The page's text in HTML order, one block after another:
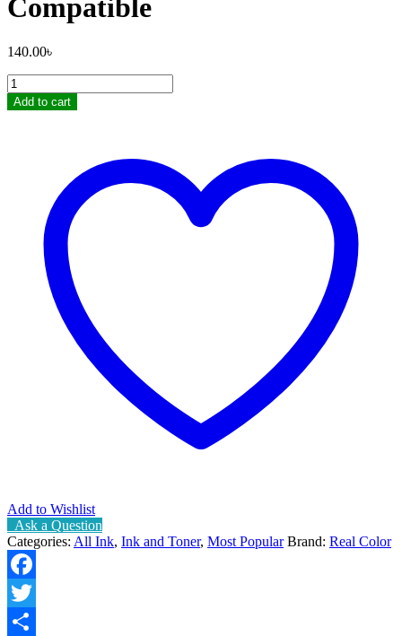
Compatible
140.00৳
Epson
003
Ink
Compatible
Add to cart
Add to Wishlist
Ask a Question
Categories: All Ink, Ink and Toner, Most Popular Brand: Real Color
Facebook
Twitter